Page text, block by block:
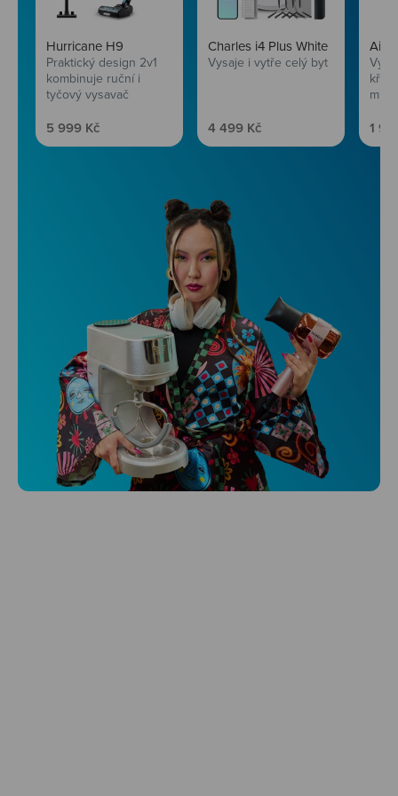
Hurricane H9
Praktický design 2v1
kombinuje ruční i
tyčový vysavač
Prodejní cena
5 999 Kč
Charles i4 Plus White
Vysaje i vytře celý byt
Prodejní cena
4 499 Kč 1
Niceboy ONE Ultra
Hlídá ti zdraví, spánek i pohyb a ještě k
tomu platí.